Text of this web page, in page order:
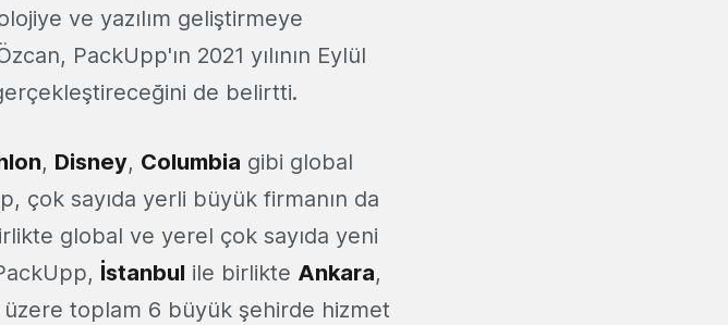
ve yazılım geliştirmeye
PackUpp'ın 2021 yılının Eylül
de belirtti.
, Disney, Columbia gibi global
çok sayıda yerli büyük firmanın da
global ve yerel çok sayıda yeni
İstanbul ile birlikte Ankara,
toplam 6 büyük şehirde hizmet